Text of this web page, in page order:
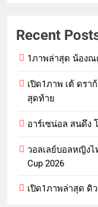
Recent
1ภาพล่าสุด น้องณ
เปิด1ภาพ เต้ ดรา
สุดท้าย
อาร์เซน่อล สนดึง
วอลเลย์บอลหญิง
Cup 2026
เปิด1ภาพล่าสุด ดิ